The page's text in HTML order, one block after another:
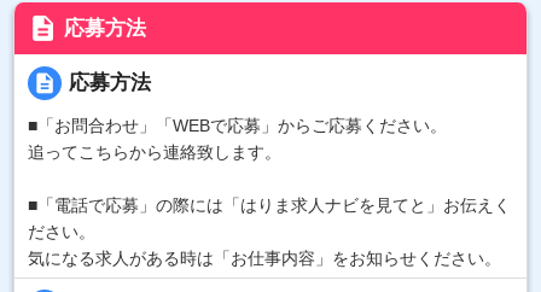
description 応募方法
description 応募方法
■「お問合わせ」「WEBで応募」からご応募ください。
追ってこちらから連絡致します。
■「電話で応募」の際には「はりま求人ナビを見てと」お伝えく
ださい。
気になる求人がある時は「お仕事内容」をお知らせください。